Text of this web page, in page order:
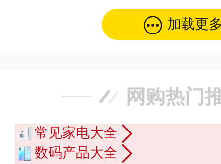
加载更
网购热门
常见家电大全
数码产品大全